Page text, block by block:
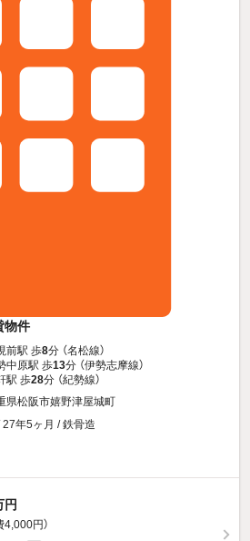
物件
前駅 歩8分 （名松線）
中原駅 歩13分 （伊勢志摩線）
駅 歩28分 （紀勢線）
県松阪市嬉野津屋城町
27年5ヶ月 / 鉄骨造
円
4,000円）